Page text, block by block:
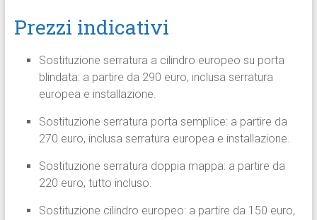
Prezzi indicativi
Sostituzione serratura a cilindro europeo su porta
blindata: a partire da 290 euro, inclusa serratura
europea e installazione.
Sostituzione serratura porta semplice: a partire da
270 euro, inclusa serratura europea e installazione.
Sostituzione serratura doppia mappa: a partire da
220 euro, tutto incluso.
Sostituzione cilindro europeo: a partire da 150 euro,